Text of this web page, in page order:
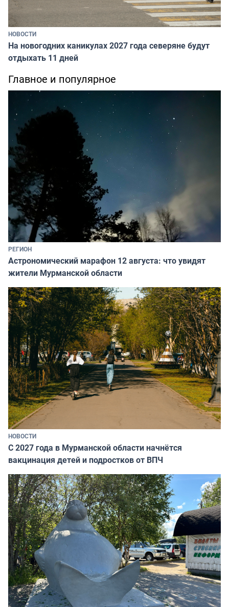
НОВОСТИ
На новогодних каникулах 2027 года северяне будут
отдыхать 11 дней
Главное и популярное
РЕГИОН
Астрономический марафон 12 августа: что увидят
жители Мурманской области
НОВОСТИ
С 2027 года в Мурманской области начнётся
вакцинация детей и подростков от ВПЧ